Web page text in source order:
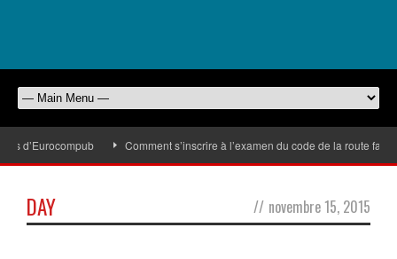
d’Eurocompub Comment s’inscrire à l’examen du code de la route
DAY // novembre 15, 2015